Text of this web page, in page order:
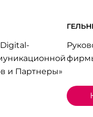
и Партнеры»